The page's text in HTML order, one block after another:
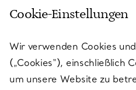
KUNDENSERVICE
SERVICES
Cookie-Einstellungen
Wir verwenden Cookies
(„Cookies“), einschließlich
um unsere Website zu